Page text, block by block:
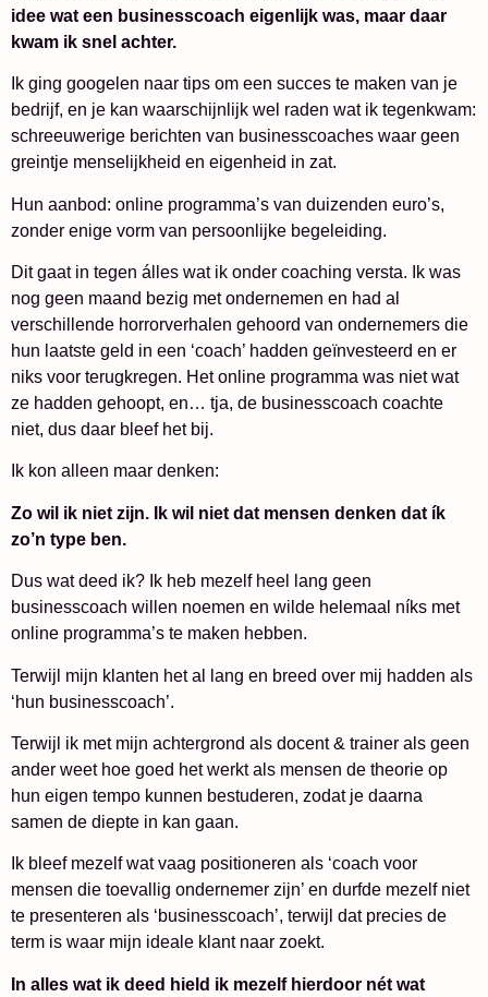
idee wat een businesscoach eigenlijk was, maar daar
kwam ik snel achter.
Ik ging googelen naar tips om een succes te maken van je
bedrijf, en je kan waarschijnlijk wel raden wat ik tegenkwam:
schreeuwerige berichten van businesscoaches waar geen
greintje menselijkheid en eigenheid in zat.
Hun aanbod: online programma’s van duizenden euro’s,
zonder enige vorm van persoonlijke begeleiding.
Dit gaat in tegen álles wat ik onder coaching versta. Ik was
nog geen maand bezig met ondernemen en had al
verschillende horrorverhalen gehoord van ondernemers die
hun laatste geld in een ‘coach’ hadden geïnvesteerd en er
niks voor terugkregen. Het online programma was niet wat
ze hadden gehoopt, en… tja, de businesscoach coachte
niet, dus daar bleef het bij.
Ik kon alleen maar denken:
Zo wil ik niet zijn. Ik wil niet dat mensen denken dat ík
zo’n type ben.
Dus wat deed ik? Ik heb mezelf heel lang geen
businesscoach willen noemen en wilde helemaal níks met
online programma’s te maken hebben.
Terwijl mijn klanten het al lang en breed over mij hadden als
‘hun businesscoach’.
Terwijl ik met mijn achtergrond als docent & trainer als geen
ander weet hoe goed het werkt als mensen de theorie op
hun eigen tempo kunnen bestuderen, zodat je daarna
samen de diepte in kan gaan.
Ik bleef mezelf wat vaag positioneren als ‘coach voor
mensen die toevallig ondernemer zijn’ en durfde mezelf niet
te presenteren als ‘businesscoach’, terwijl dat precies de
term is waar mijn ideale klant naar zoekt.
In alles wat ik deed hield ik mezelf hierdoor nét wat